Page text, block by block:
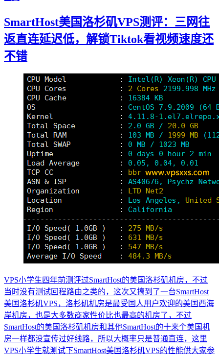
SmartHost美国洛杉矶VPS测评：三网往
返直连延迟低，解锁Tiktok看视频速度还
不错
VPS小学生四年前测评过SmartHost的美国洛杉矶机房，不过
当时没有测试回程路由之类的，这次又搞到了一台SmartHost
美国洛杉矶VPS，洛杉矶机房是最受国人用户欢迎的美国西海
岸机房，也是大多数商家性价比也最高的机房了，不过
SmartHost的美国洛杉矶机房和其他SmartHost的十来个美国机
房一样都没宣传过好线路，所以大概率只是普通直连，这里
VPS小学生就测试下SmartHost美国洛杉矶VPS的性能供大家参